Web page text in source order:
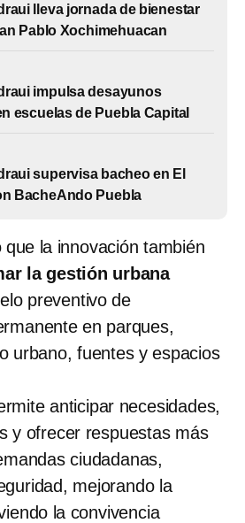
lleva jornada de bienestar
Pablo Xochimehuacan
impulsa desayunos
escuelas de Puebla Capital
supervisa bacheo en El
BacheAndo Puebla
la innovación también
la gestión urbana
preventivo de
en parques,
urbano, fuentes y espacios
anticipar necesidades,
y ofrecer respuestas más
ciudadanas,
mejorando la
la convivencia